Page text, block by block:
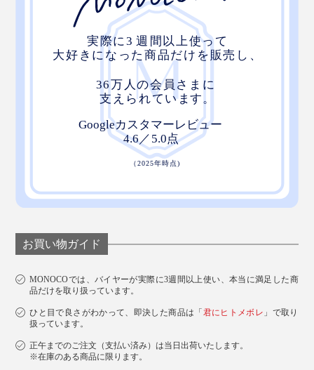
お買い物ガイド
MONOCOでは、バイヤーが実際に3週間以上使い、本当に満足した商
品だけを取り扱っています。
ひと目で良さがわかって、即決した商品は「君にヒトメボレ 」で取り
扱っています。
正午までのご注文（支払い済み）は当日出荷いたします。
※在庫のある商品に限ります。